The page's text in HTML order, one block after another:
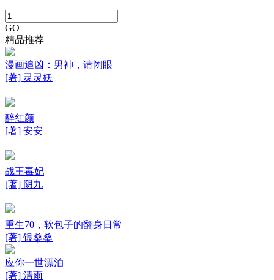
GO
精品推荐
漫画追凶：男神，请闭眼
[著] 灵灵妖
醉红颜
[著] 安安
战王毒妃
[著] 阴九
重生70，软包子的翻身日常
[著] 银桑桑
应你一世漂泊
[著] 清雨